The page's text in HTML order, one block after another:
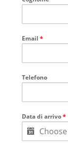
Email *
Telefono
Data di arrivo*